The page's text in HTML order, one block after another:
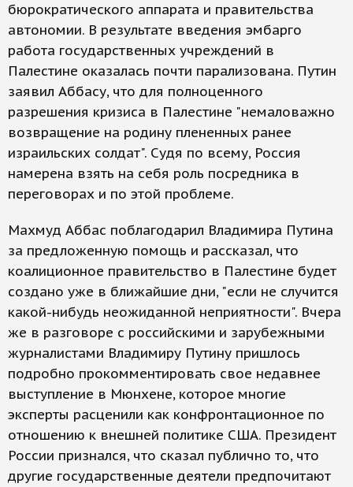
бюрократического аппарата и правительства
автономии. В результате введения эмбарго
работа государственных учреждений в
Палестине оказалась почти парализована. Путин
заявил Аббасу, что для полноценного
разрешения кризиса в Палестине "немаловажно
возвращение на родину плененных ранее
израильских солдат". Судя по всему, Россия
намерена взять на себя роль посредника в
переговорах и по этой проблеме.
Махмуд Аббас поблагодарил Владимира Путина
за предложенную помощь и рассказал, что
коалиционное правительство в Палестине будет
создано уже в ближайшие дни, "если не случится
какой-нибудь неожиданной неприятности". Вчера
же в разговоре с российскими и зарубежными
журналистами Владимиру Путину пришлось
подробно прокомментировать свое недавнее
выступление в Мюнхене, которое многие
эксперты расценили как конфронтационное по
отношению к внешней политике США. Президент
России признался, что сказал публично то, что
другие государственные деятели предпочитают